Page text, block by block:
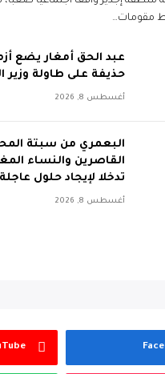
مقومات…
عبد الحق أمغار يضع
حذيفة على طاولة وزير
أغسطس 8, 2026
البعمري من سبتة
القاصرين والنساء
تدخلا لإيجاد حلول عاجلة
أغسطس 8, 2026